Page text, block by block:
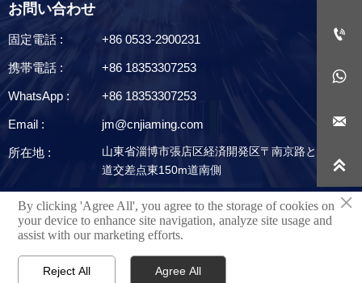
お問い合わせ
固定電話 : +86 0533-2900231
携帯電話 : +86 18353307253
WhatsApp : +86 18353307253
Email : jm@cnjiaming.com
所在地 :
山東省淄博市張店区経済開発区〒南京路と華福大
道交差点東150m道南側
技術サポート：淄博網泰情報技術有限公司
プライバシーポリシー




×
By clicking 'Agree All', you agree to the storage of cookies on
your device to enhance site navigation, analyze site usage and
assist with our marketing efforts.
Reject All Agree All